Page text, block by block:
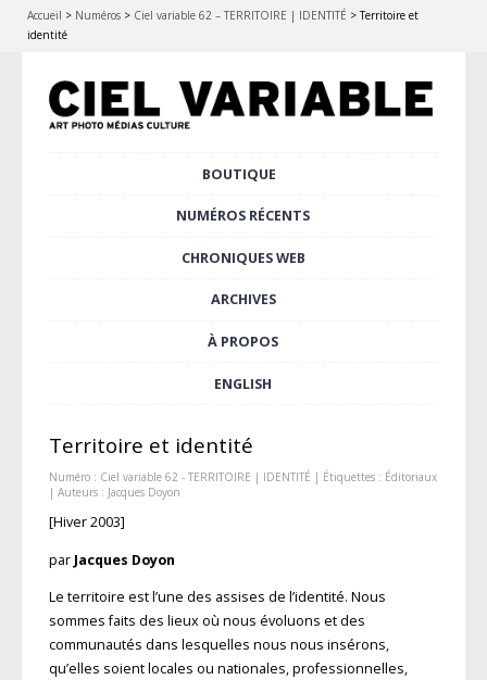
Accueil > Numéros > Ciel variable 62 – TERRITOIRE | IDENTITÉ >Territoire et
identité
BOUTIQUE
NUMÉROS RÉCENTS
CHRONIQUES WEB
ARCHIVES
À PROPOS
ENGLISH
Territoire et identité
Numéro : Ciel variable 62 - TERRITOIRE | IDENTITÉ | Étiquettes : Éditoriaux
| Auteurs : Jacques Doyon
[Hiver 2003]
par Jacques Doyon
Le territoire est l’une des assises de l’identité. Nous
sommes faits des lieux où nous évoluons et des
communautés dans lesquelles nous nous insérons,
qu’elles soient locales ou nationales, professionnelles,